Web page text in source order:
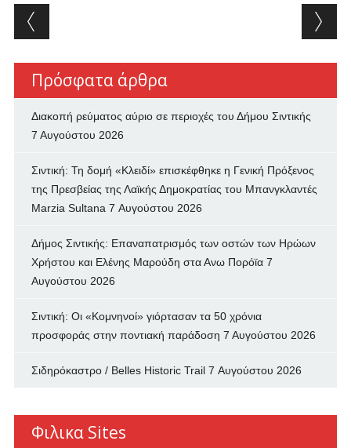
Post navigation
Πρόσφατα άρθρα
Διακοπή ρεύματος αύριο σε περιοχές του Δήμου Σιντικής
7 Αυγούστου 2026
Σιντική: Τη δομή «Κλειδί» επισκέφθηκε η Γενική Πρόξενος
της Πρεσβείας της Λαϊκής Δημοκρατίας του Μπανγκλαντές
Marzia Sultana 7 Αυγούστου 2026
Δήμος Σιντικής: Επαναπατρισμός των oστών των Ηρώων
Χρήστου και Ελένης Μαρούδη στα Ανω Πορόϊα 7
Αυγούστου 2026
Σιντική: Οι «Κομνηνοί» γιόρτασαν τα 50 χρόνια
προσφοράς στην ποντιακή παράδοση 7 Αυγούστου 2026
Σιδηρόκαστρο / Belles Historic Trail 7 Αυγούστου 2026
Φιλικα Sites